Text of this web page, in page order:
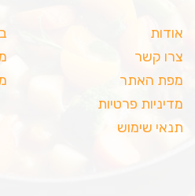
אודות
צרו קשר
מפת האתר
מדיניות פרטיות
תנאי שימוש